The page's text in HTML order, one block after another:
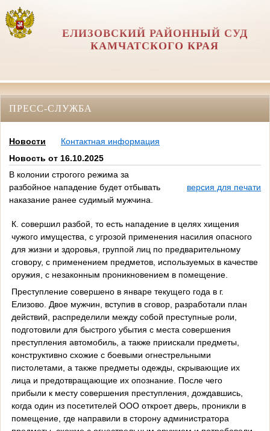
ЕЛИЗОВСКИЙ РАЙОННЫЙ СУД
КАМЧАТСКОГО КРАЯ
ПРЕСС-СЛУЖБА
Новости
Контактная информация
Новость от 16.10.2025
В колонии строгого режима за
разбойное нападение будет отбывать
наказание ранее судимый мужчина.
версия для печати
К. совершил разбой, то есть нападение в целях хищения
чужого имущества, с угрозой применения насилия опасного
для жизни и здоровья, группой лиц по предварительному
сговору, с применением предметов, используемых в качестве
оружия, с незаконным проникновением в помещение.
Преступление совершено в январе текущего года в г.
Елизово. Двое мужчин, вступив в сговор, разработали план
действий, распределили между собой преступные роли,
подготовили для быстрого убытия с места совершения
преступления автомобиль, а также приискали предметы,
конструктивно схожие с боевыми огнестрельными
пистолетами, а также предметы одежды, скрывающие их
лица и предотвращающие их опознание. После чего
прибыли к месту совершения преступления, дождавшись,
когда один из посетителей ООО откроет дверь, проникли в
помещение, где направили в сторону администратора